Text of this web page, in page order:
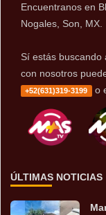
Encuentranos en
Nogales, Son, MX.
Sí estás buscando
con nosotros
+52(631)319-3199 o
ÚLTIMAS NOTICIAS